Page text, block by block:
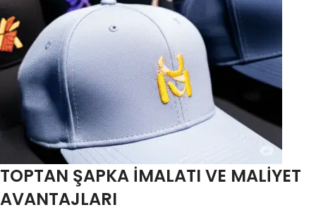
TOPTAN ŞAPKA İMALATI VE MALIYET
AVANTAJLARI